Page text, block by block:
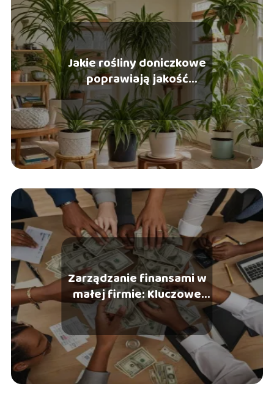
Jakie rośliny doniczkowe
poprawiają jakość
powietrza?
Zarządzanie finansami w
małej firmie: Kluczowe
zasady i narzędzia